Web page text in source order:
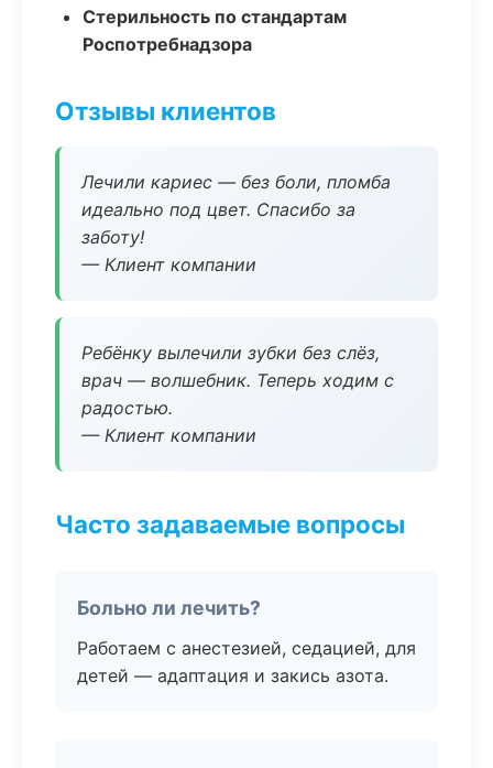
Стерильность по стандартам
Роспотребнадзора
Отзывы клиентов
Лечили кариес — без боли, пломба
идеально под цвет. Спасибо за
заботу!
— Клиент компании
Ребёнку вылечили зубки без слёз,
врач — волшебник. Теперь ходим с
радостью.
— Клиент компании
Часто задаваемые вопросы
Больно ли лечить?
Работаем с анестезией, седацией, для
детей — адаптация и закись азота.